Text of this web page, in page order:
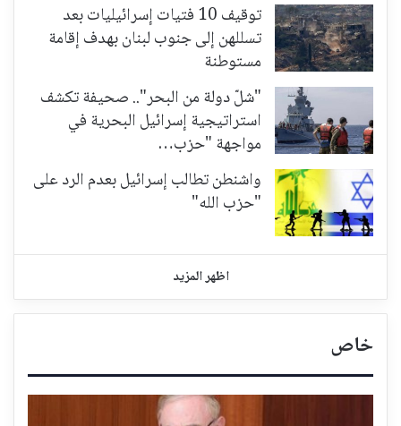
توقيف 10 فتيات إسرائيليات بعد
تسللهن إلى جنوب لبنان بهدف إقامة
مستوطنة
"شلّ دولة من البحر".. صحيفة تكشف
استراتيجية إسرائيل البحرية في
مواجهة "حزب…
واشنطن تطالب إسرائيل بعدم الرد على
"حزب الله"
اظهر المزيد
خاص